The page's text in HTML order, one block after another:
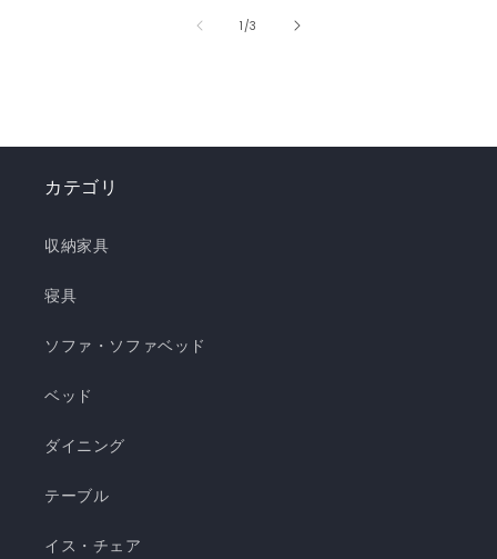
うな“ずっと触れていたくなる冷たさ”を実現しま
う！✨ ❄️強冷感リバーシブルケット ❄️強冷感リバ
ーシブル敷きパッド ❄️強冷感枕パッド ❄️強冷感抱
き枕 ❄️強冷感3層ごろ寝マット ❄️強冷感ソファーパ
ッド ❄️強冷感極厚ラグ 🍃【New!!】通年使えるレ
ケット ・選べる4サイズ(ハーフ/シングル/セミダ
シブル仕様 ・柔らかくてとろっとしたくしゅくし
ゅレーヨン生地 ・春先～秋頃まで長く使える ・抗
濯できてお手入れ簡単 瞬間避暑地 くしゅくしゅケ
暑地 くしゅくしゅケット SD...
1 /の
3
カテゴリ
収納家具
寝具
ソファ・ソファベッド
ベッド
ダイニング
テーブル
イス・チェア